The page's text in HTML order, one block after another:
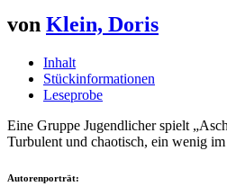
von Klein, Doris
Inhalt
Stückinformationen
Leseprobe
Eine Gruppe Jugendlicher spielt
Turbulent und chaotisch, ein wenig
Autorenporträt: